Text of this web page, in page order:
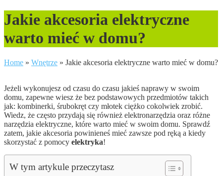
Jakie akcesoria elektryczne
warto mieć w domu?
Home » Wnętrze » Jakie akcesoria elektryczne warto mieć w domu?
Jeżeli wykonujesz od czasu do czasu jakieś naprawy w swoim
domu, zapewne wiesz że bez podstawowych przedmiotów takich
jak: kombinerki, śrubokręt czy młotek ciężko cokolwiek zrobić.
Wiedz, że często przydają się również elektronarzędzia oraz różne
narzędzia elektryczne, które warto mieć w swoim domu. Sprawdź
zatem, jakie akcesoria powinieneś mieć zawsze pod ręką a kiedy
skorzystać z pomocy elektryka!
W tym artykule przeczytasz